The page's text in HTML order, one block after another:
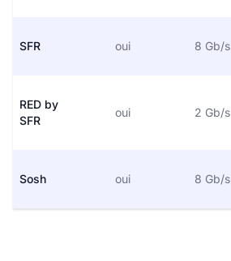
SFR oui 8 Gb/s
RED by
SFR
oui 2 Gb/s
Sosh oui 8 Gb/s